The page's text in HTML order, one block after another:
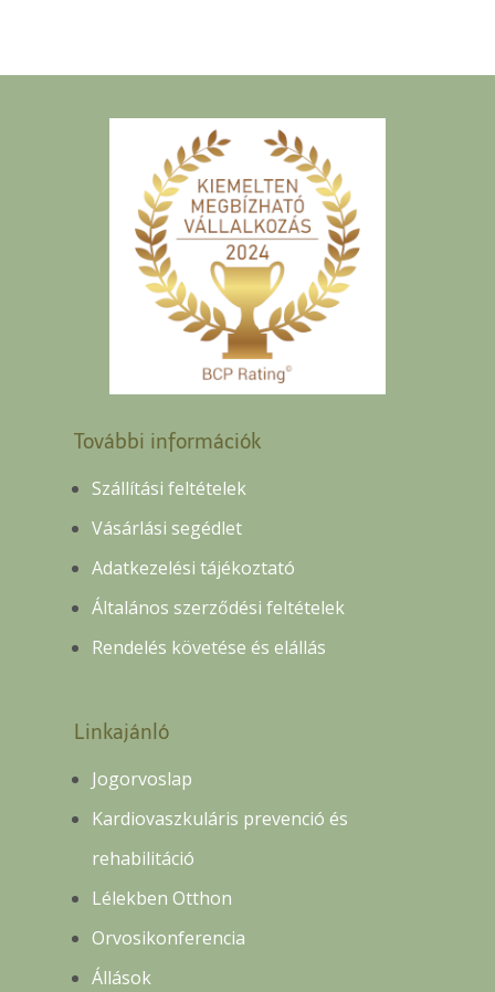
További információk
Szállítási feltételek
Vásárlási segédlet
Adatkezelési tájékoztató
Általános szerződési feltételek
Rendelés követése és elállás
Linkajánló
Jogorvoslap
Kardiovaszkuláris prevenció és
rehabilitáció
Lélekben Otthon
Orvosikonferencia
Állások